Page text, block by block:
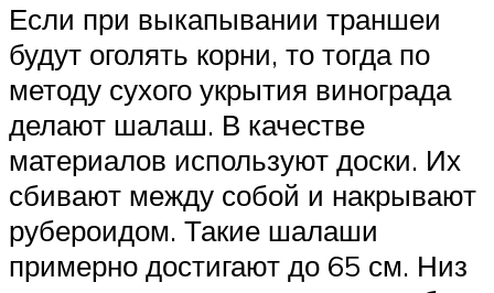
Если при выкапывании траншеи
будут оголять корни, то тогда по
методу сухого укрытия винограда
делают шалаш. В качестве
материалов используют доски. Их
сбивают между собой и накрывают
рубероидом. Такие шалаши
примерно достигают до 65 см. Низ